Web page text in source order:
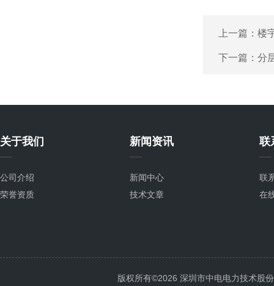
上一篇： 楼
下一篇： 分
关于我们
公司介绍
荣誉资质
新闻资讯
新闻中心
技术文章
联
联
在
版权所有©2026 深圳市中电电力技术股